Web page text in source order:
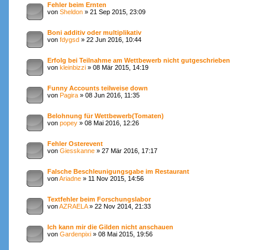
Fehler beim Ernten
von Sheldon » 21 Sep 2015, 23:09
Boni additiv oder multiplikativ
von fdygsd » 22 Jun 2016, 10:44
Erfolg bei Teilnahme am Wettbewerb nicht gutgeschrieben
von kleinbizzi » 08 Mär 2015, 14:19
Funny Accounts teilweise down
von Pagira » 08 Jun 2016, 11:35
Belohnung für Wettbewerb(Tomaten)
von popey » 08 Mai 2016, 12:26
Fehler Osterevent
von Giesskanne » 27 Mär 2016, 17:17
Falsche Beschleunigungsgabe im Restaurant
vonAriadne » 11 Nov 2015, 14:56
Textfehler beim Forschungslabor
vonAZRAELA» 22 Nov 2014, 21:33
Ich kann mir die Gilden nicht anschauen
von Gardenpixi » 08 Mai 2015, 19:56